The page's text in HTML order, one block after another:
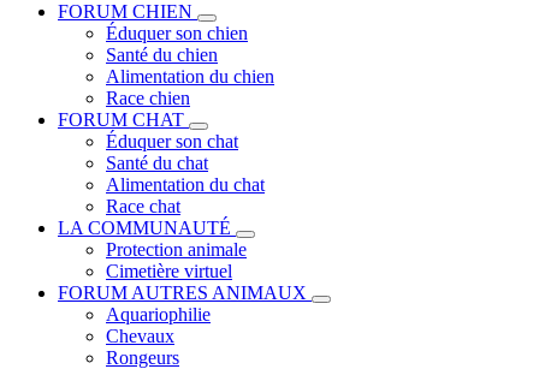
FORUM CHIEN
Éduquer son chien
Santé du chien
Alimentation du chien
Race chien
FORUM CHAT
Éduquer son chat
Santé du chat
Alimentation du chat
Race chat
LA COMMUNAUTÉ
Protection animale
Cimetière virtuel
FORUM AUTRES ANIMAUX
Aquariophilie
Chevaux
Rongeurs